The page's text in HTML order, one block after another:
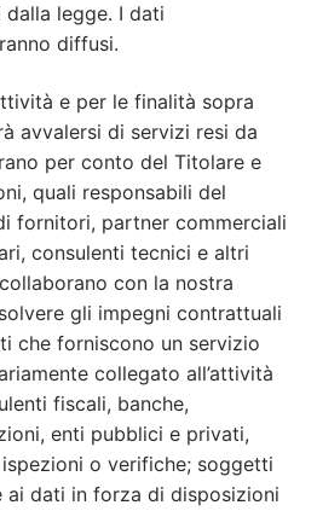
legge. I dati
diffusi.
e per le finalità sopra
avvalersi di servizi resi da
per conto del Titolare e
quali responsabili del
fornitori, partner commerciali
consulenti tecnici e altri
con la nostra
gli impegni contrattuali
che forniscono un servizio
collegato all’attività
fiscali, banche,
enti pubblici e privati,
o verifiche; soggetti
ai dati in forza di disposizioni